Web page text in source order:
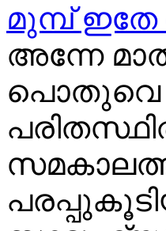
മുമ്പ് ഇതേ
അന്നേ
പൊതുവെ